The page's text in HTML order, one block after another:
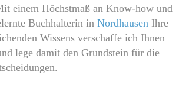
einem Höchstmaß an Know-how und
Buchhalterin in Nordhausen Ihre
Wissens verschaffe ich Ihnen
lege damit den Grundstein für die